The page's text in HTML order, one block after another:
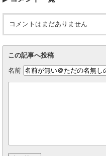
コメントはまだありません
この記事へ投稿
名前